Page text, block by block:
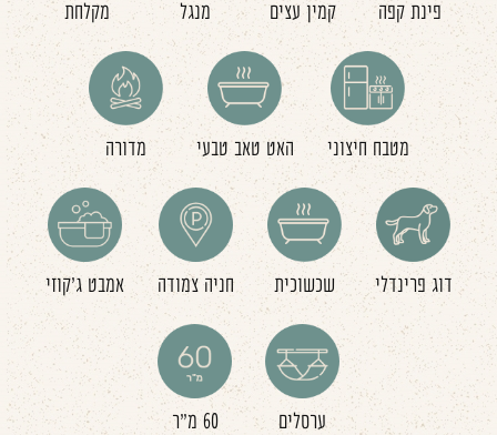
פינת קפה קמין עצים מנגל מקלחת
מטבח חיצוני האט טאב טבעי מדורה
דוג פרינדלי שכשוכית חניה צמודה אמבט ג'קוזי
ערסלים 60 מ"ר